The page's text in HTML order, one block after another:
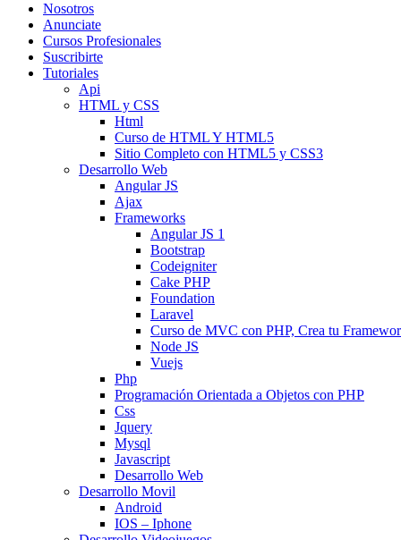
Nosotros
Anunciate
Cursos Profesionales
Suscribirte
Tutoriales
Api
HTML y CSS
Html
Curso de HTML Y HTML5
Sitio Completo con HTML5 y CSS3
Desarrollo Web
Angular JS
Ajax
Frameworks
Angular JS 1
Bootstrap
Codeigniter
Cake PHP
Foundation
Laravel
Curso de MVC con PHP, Crea tu
Node JS
Vuejs
Php
Programación Orientada a Objetos con PHP
Css
Jquery
Mysql
Javascript
Desarrollo Web
Desarrollo Movil
Android
IOS – Iphone